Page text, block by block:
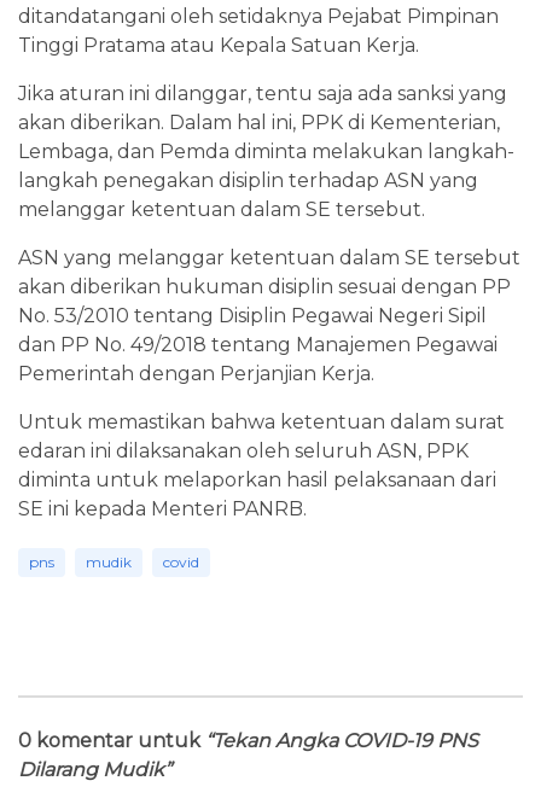
ditandatangani oleh setidaknya Pejabat Pimpinan
Tinggi Pratama atau Kepala Satuan Kerja.
Jika aturan ini dilanggar, tentu saja ada sanksi yang
akan diberikan. Dalam hal ini, PPK di Kementerian,
Lembaga, dan Pemda diminta melakukan langkah-
langkah penegakan disiplin terhadap ASN yang
melanggar ketentuan dalam SE tersebut.
ASN yang melanggar ketentuan dalam SE tersebut
akan diberikan hukuman disiplin sesuai dengan PP
No. 53/2010 tentang Disiplin Pegawai Negeri Sipil
dan PP No. 49/2018 tentang Manajemen Pegawai
Pemerintah dengan Perjanjian Kerja.
Untuk memastikan bahwa ketentuan dalam surat
edaran ini dilaksanakan oleh seluruh ASN, PPK
diminta untuk melaporkan hasil pelaksanaan dari
SE ini kepada Menteri PANRB.
pns mudik covid
0 komentar untuk “Tekan Angka COVID-19 PNS
Dilarang Mudik”